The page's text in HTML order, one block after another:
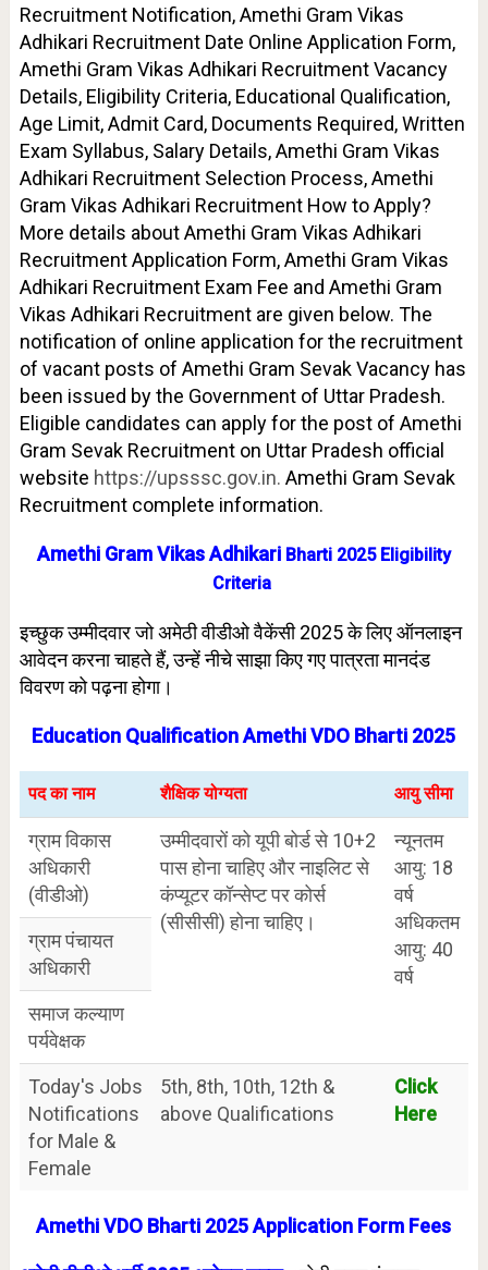
Recruitment Notification, Amethi Gram Vikas
Adhikari Recruitment Date Online Application Form,
Amethi Gram Vikas Adhikari Recruitment Vacancy
Details, Eligibility Criteria, Educational Qualification,
Age Limit, Admit Card, Documents Required, Written
Exam Syllabus, Salary Details, Amethi Gram Vikas
Adhikari Recruitment Selection Process, Amethi
Gram Vikas Adhikari Recruitment How to Apply?
More details about Amethi Gram Vikas Adhikari
Recruitment Application Form, Amethi Gram Vikas
Adhikari Recruitment Exam Fee and Amethi Gram
Vikas Adhikari Recruitment are given below. The
notification of online application for the recruitment
of vacant posts of Amethi Gram Sevak Vacancy has
been issued by the Government of Uttar Pradesh.
Eligible candidates can apply for the post of Amethi
Gram Sevak Recruitment on Uttar Pradesh official
website https://upsssc.gov.in. Amethi Gram Sevak
Recruitment complete information.
Amethi Gram Vikas AdhikariBharti 2025 Eligibility
Criteria
इच्छुक उम्मीदवार जो अमेठी वीडीओ वैकेंसी 2025 के लिए ऑनलाइन
आवेदन करना चाहते हैं, उन्हें नीचे साझा किए गए पात्रता मानदंड
विवरण को पढ़ना होगा।
Education Qualification Amethi VDO Bharti 2025
पद का नाम शैक्षिक योग्यता आयु सीमा
ग्राम विकास
अधिकारी
(वीडीओ)
उम्मीदवारों को यूपी बोर्ड से 10+2
पास होना चाहिए और नाइलिट से
कंप्यूटर कॉन्सेप्ट पर कोर्स
(सीसीसी) होना चाहिए।
न्यूनतम
आयु: 18
वर्ष
अधिकतम
आयु: 40
वर्ष
ग्राम पंचायत
अधिकारी
समाज कल्याण
पर्यवेक्षक
Today's Jobs
Notifications
for Male &
Female
5th, 8th, 10th, 12th &
above Qualifications
Click
Here
Amethi VDO Bharti 2025 Application Form Fees